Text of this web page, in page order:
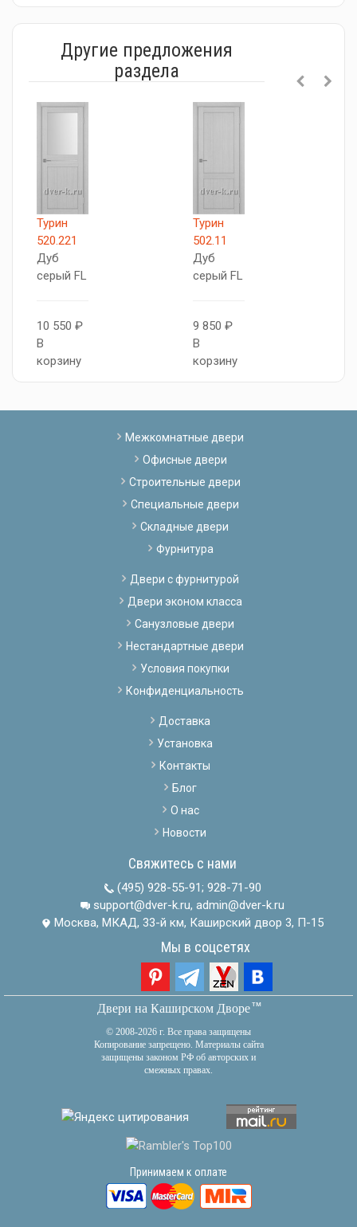
Другие предложения
раздела
Турин
520.221
Дуб
серый FL
10 550 ₽
В
корзину
Турин
502.11
Дуб
серый FL
9 850 ₽
В
корзину
Межкомнатные двери
Офисные двери
Строительные двери
Специальные двери
Складные двери
Фурнитура
Двери с фурнитурой
Двери эконом класса
Санузловые двери
Нестандартные двери
Условия покупки
Конфиденциальность
Доставка
Установка
Контакты
Блог
О нас
Новости
Свяжитесь с нами
(495) 928-55-91; 928-71-90
support@dver-k.ru, admin@dver-k.ru
Москва, МКАД, 33-й км, Каширский двор 3, П-15
Мы в соцсетях
Двери на Каширском Дворетм
© 2008-2026 г. Все права защищены
Копирование запрещено. Материалы сайта
защищены законом РФ об авторских и
смежных правах.
Принимаем к оплате